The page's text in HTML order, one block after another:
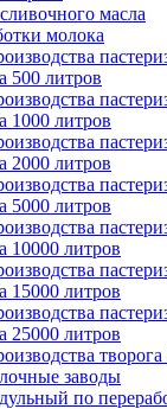
масла
молока
500 литров
1000 литров
2000 литров
5000 литров
10000 литров
15000 литров
25000 литров
заводы
по